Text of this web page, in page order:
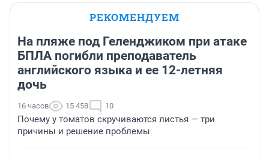
РЕКОМЕНДУЕМ
На пляже под Геленджиком при атаке
БПЛА погибли преподаватель
английского языка и ее 12-летняя
дочь
16 часов 15 458 10
Почему у томатов скручиваются листья — три
причины и решение проблемы